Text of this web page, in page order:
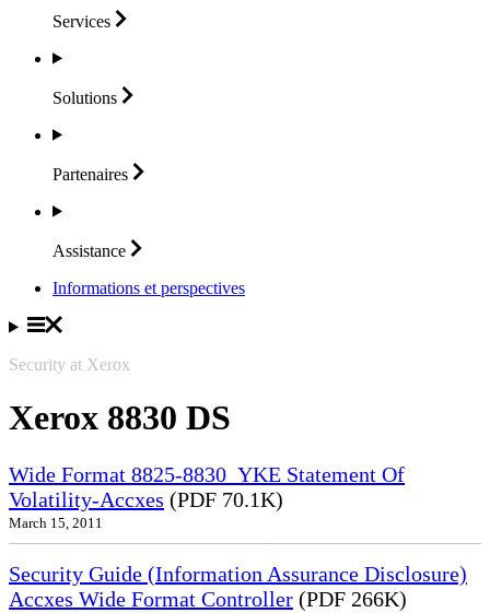
Services
Solutions
Partenaires
Assistance
Informations et perspectives
Security at Xerox
Xerox 8830 DS
Wide Format 8825-8830_YKE Statement Of
Volatility-Accxes (PDF 70.1K)
March 15, 2011
Security Guide (Information Assurance Disclosure)
Accxes Wide Format Controller (PDF 266K)